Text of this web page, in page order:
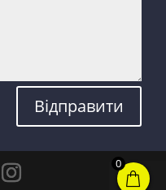
Відправити
0